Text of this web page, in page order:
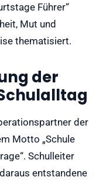
Führer“
Mut und
thematisiert.
der
der
Motto „Schule
Schulleiter
entstandene